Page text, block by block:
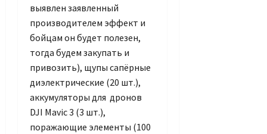
выявлен заявленный
производителем эффект и
бойцам он будет полезен,
тогда будем закупать и
привозить), щупы сапёрные
диэлектрические (20 шт.),
аккумуляторы для дронов
DJI Mavic 3 (3 шт.),
поражающие элементы (100